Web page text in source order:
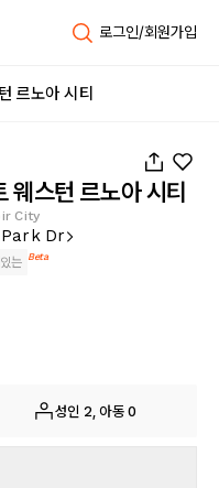
로그인/회원가입
르노아 시티
웨스턴 르노아 시티
City
Dr
는 Beta
성인 2, 아동 0